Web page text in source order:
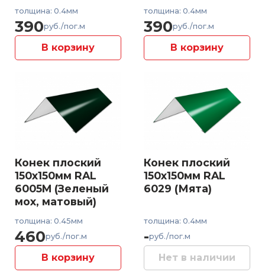
толщина: 0.4мм
390руб./пог.м
В корзину
толщина: 0.4мм
390руб./пог.м
В корзину
Конек плоский
150x150мм RAL
6005M (Зеленый
мох, матовый)
толщина: 0.45мм
460руб./пог.м
В корзину
Конек плоский
150x150мм RAL
6029 (Мята)
толщина: 0.4мм
-руб./пог.м
Нет в наличии